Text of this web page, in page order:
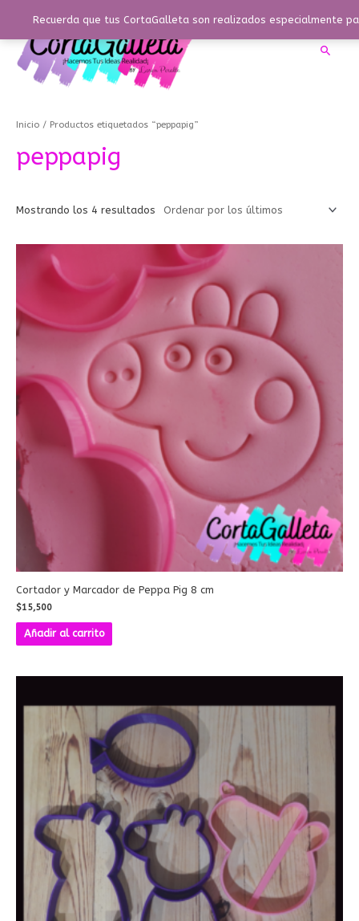
Recuerda que tus CortaGalleta son realizados especialmente
contenido
Inicio / Productos etiquetados “peppapig”
peppapig
Mostrando los 4 resultados
los
últimos
Cortador y Marcador de Peppa Pig 8 cm
$15,500
Añadir al carrito